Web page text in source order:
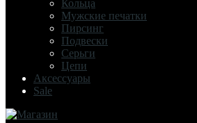
Кольца
Мужские печатки
Пирсинг
Подвески
Серьги
Цепи
Аксессуары
Sale